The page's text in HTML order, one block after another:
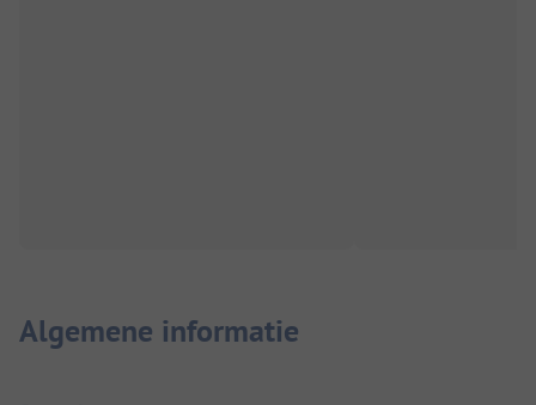
Algemene informatie